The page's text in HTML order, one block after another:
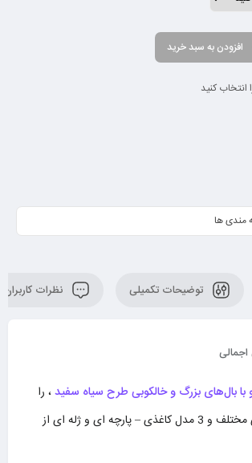
افزودن به سبد خرید
انتخاب کنید
مندی ها
توضیحات تکمیلی نظرات کاربران
با بال‌های بزرگ و خالکوبی طرح سیاه سفید، را
ای و ژله ای از